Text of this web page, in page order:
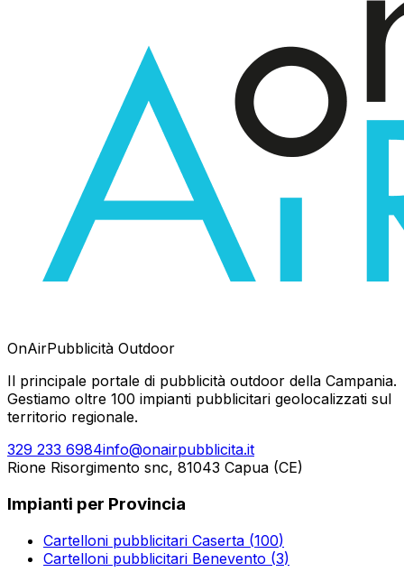
OnAirPubblicità Outdoor
Il principale portale di pubblicità outdoor della Campania.
Gestiamo oltre 100 impianti pubblicitari geolocalizzati sul
territorio regionale.
329 233 6984info@onairpubblicita.it
Rione Risorgimento snc, 81043 Capua (CE)
Impianti per Provincia
Cartelloni pubblicitari Caserta (100)
Cartelloni pubblicitari Benevento (3)